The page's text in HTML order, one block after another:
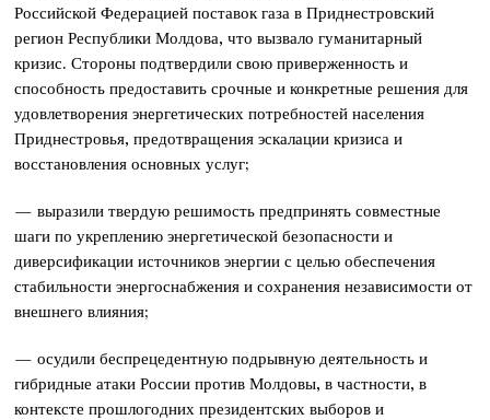
Российской Федерацией поставок газа в Приднестровский
регион Республики Молдова, что вызвало гуманитарный
кризис. Стороны подтвердили свою приверженность и
способность предоставить срочные и конкретные решения для
удовлетворения энергетических потребностей населения
Приднестровья, предотвращения эскалации кризиса и
восстановления основных услуг;
— выразили твердую решимость предпринять совместные
шаги по укреплению энергетической безопасности и
диверсификации источников энергии с целью обеспечения
стабильности энергоснабжения и сохранения независимости от
внешнего влияния;
— осудили беспрецедентную подрывную деятельность и
гибридные атаки России против Молдовы, в частности, в
контексте прошлогодних президентских выборов и